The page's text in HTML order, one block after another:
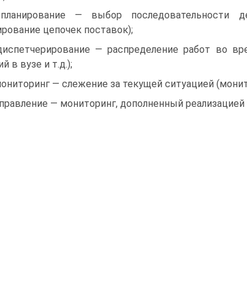
— выбор последовательности
цепочек поставок);
— распределение работ во
в вузе и т.д.);
— слежение за текущей ситуацией
— мониторинг, дополненный